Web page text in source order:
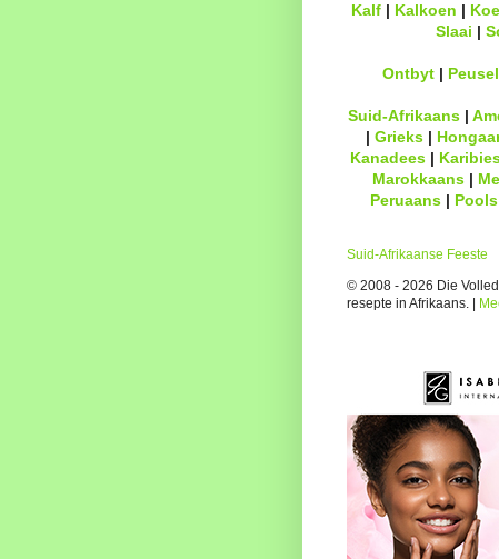
Kalf| Kalkoen |
Slaai |
Ontbyt|
Suid-Afrikaans|
| Grieks|
Kanadees|
Marokkaans |
Peruaans| Pools
Suid-Afrikaanse Feeste
© 2008 - 2026 Die
resepte in Afrikaans. |